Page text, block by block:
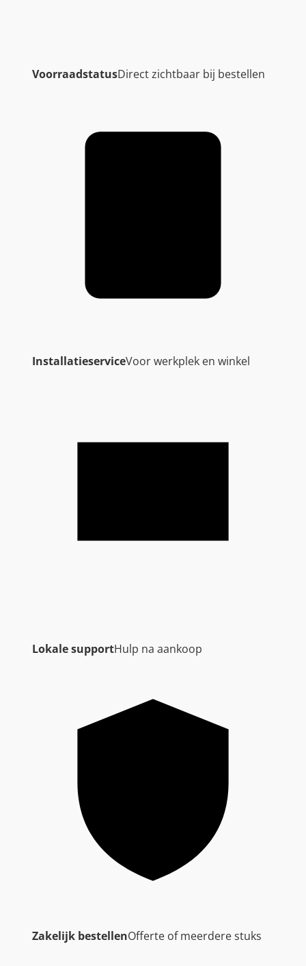
VoorraadstatusDirect zichtbaar bij bestellen
InstallatieserviceVoor werkplek en winkel
Lokale supportHulp na aankoop
Zakelijk bestellenOfferte of meerdere stuks